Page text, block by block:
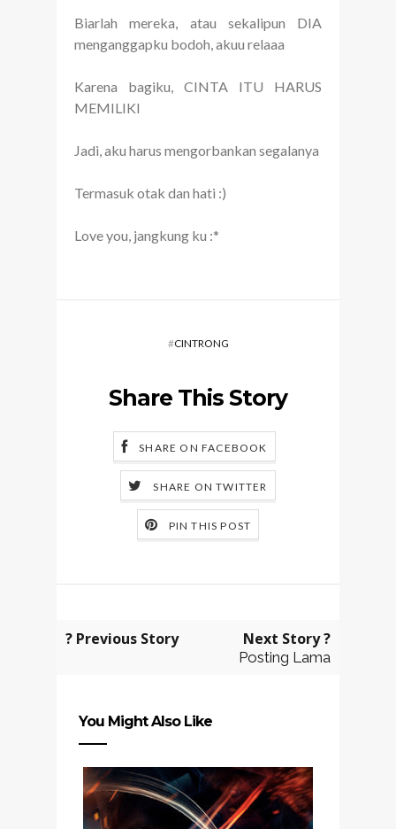
Biarlah mereka, atau sekalipun DIA
menganggapku bodoh, akuu relaaa
Karena bagiku, CINTA ITU HARUS
MEMILIKI
Jadi, aku harus mengorbankan segalanya
Termasuk otak dan hati :)
Love you, jangkung ku :*
#CINTRONG
Share This Story
SHARE ON FACEBOOK
SHARE ON TWITTER
PIN THIS POST
? Previous Story Next Story ?
Posting Lama
You Might Also Like